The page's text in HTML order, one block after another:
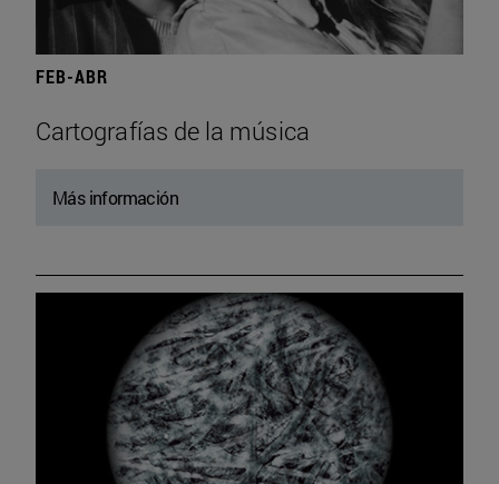
FEB-ABR
Cartografías de la música
Más información